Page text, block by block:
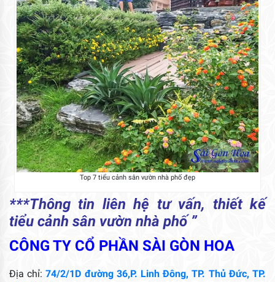
Top 7 tiểu cảnh sân vườn nhà phố đẹp
***Thông tin liên hệ tư vấn, thiết kế
tiểu cảnh sân vườn nhà phố ”
CÔNG TY CỔ PHẦN SÀI GÒN HOA
Địa chỉ:74/2/1D đường 36,P. Linh Đông, TP. Thủ Đức, TP.